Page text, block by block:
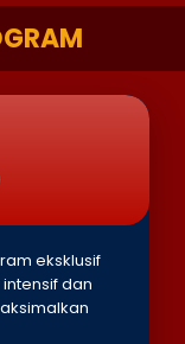
eksklusif
dan